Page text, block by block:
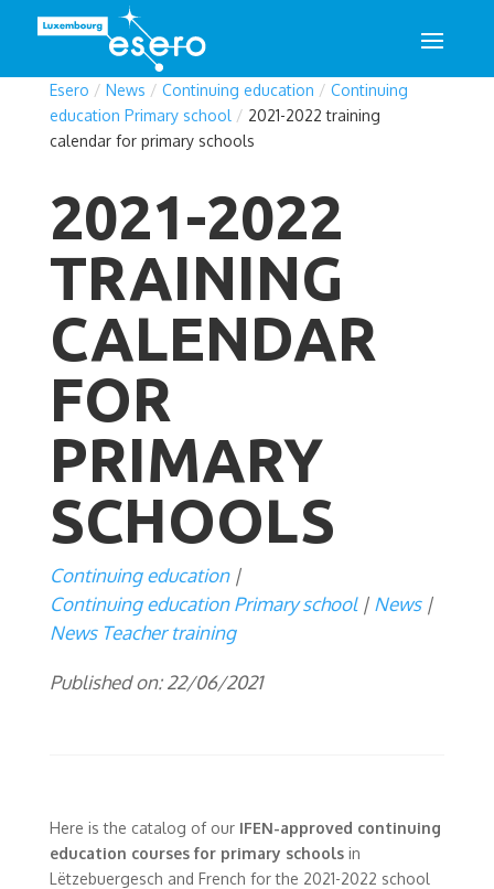
Esero / News / Continuing education / Continuing
education Primary school / 2021-2022 training
calendar for primary schools
2021-2022
TRAINING
CALENDAR
FOR
PRIMARY
SCHOOLS
Continuing education
Continuing education Primary school
News
News Teacher training
Published on: 22/06/2021
Here is the catalog of our IFEN-approved continuing
education courses for primary schoolsin
Lëtzebuergesch and French for the 2021-2022 school